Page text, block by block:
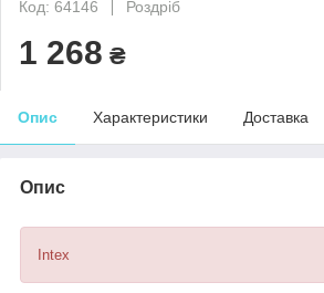
Код: 64146
Роздріб
1 268 ₴
Опис Характеристики Доставка
Опис
Intex